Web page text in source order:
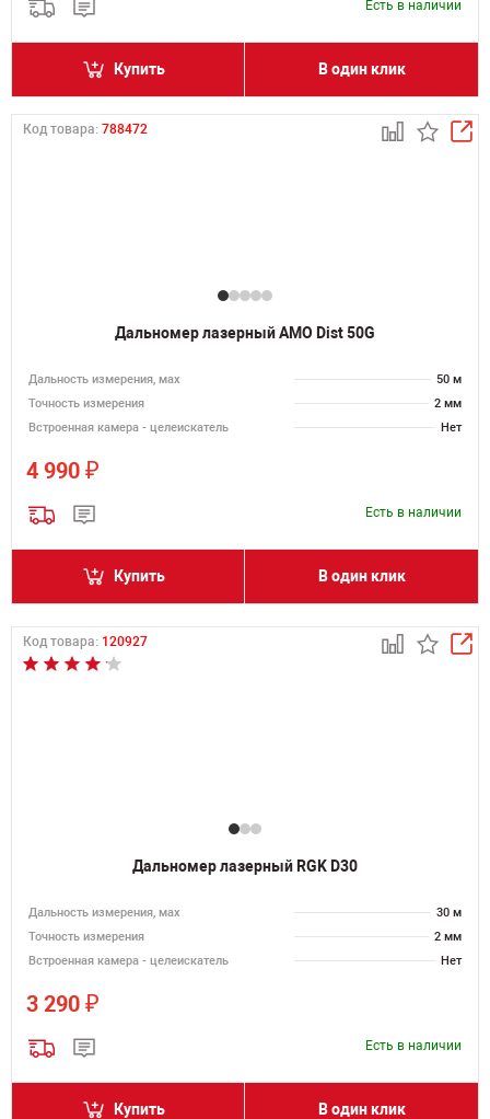
Есть в наличии
Купить В один клик
Код товара: 788472
Дальномер лазерный AMO Dist 50G
Дальность измерения, мах
50 м
Точность измерения
2 мм
Встроенная камера - целеискатель
Нет
4 990 ₽
Есть в наличии
Купить В один клик
Код товара: 120927
Дальномер лазерный RGK D30
Дальность измерения, мах
30 м
Точность измерения
2 мм
Встроенная камера - целеискатель
Нет
3 290 ₽
Есть в наличии
Купить В один клик